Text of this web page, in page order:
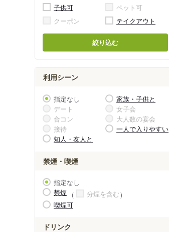
子供可
ペット可
クーポン
テイクアウト
絞り込む
利用シーン
指定なし
家族・子供と
デート
女子会
合コン
大人数の宴会
接待
一人で入りやすい
知人・友人と
禁煙・喫煙
指定なし
禁煙
分煙を含む
喫煙可
ドリンク